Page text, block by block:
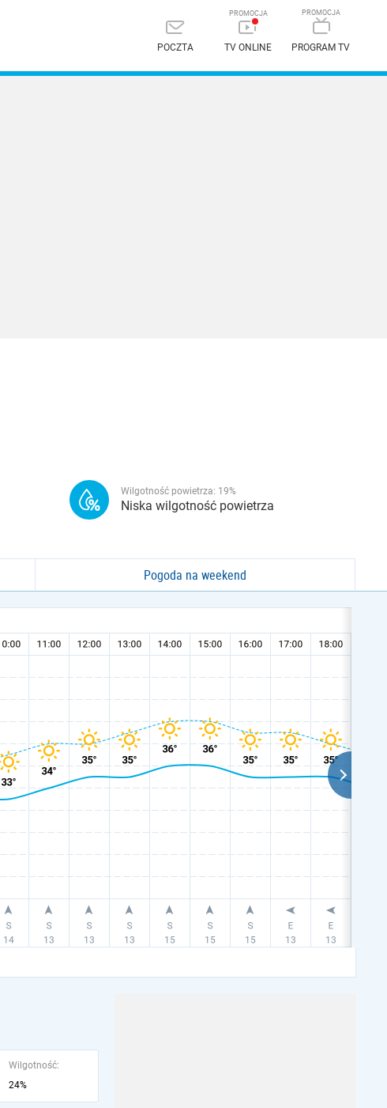
POCZTA TV ONLINE PROGRAM TV
Wilgotność powietrza: 19%
Niska wilgotność powietrza
Pogoda na weekend
Wilgotność:
24%